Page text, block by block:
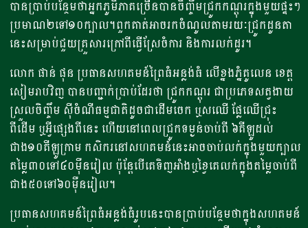
បានប្រាប់បន្ថែមថាអ្នកភូមិភាគច្រើនបានចិញ្ចឹមជ្រូកកណ្តុរក្នុងមួយផ្ទះៗ
ប្រមាណ២ទៅ១០ក្បាល។ពួកគាត់អាចរកចំណូលតាមរយៈជ្រូកដូនតា
នេះសម្រាប់ជួយគ្រួសារក្រៅពីធ្វើស្រែចំការ និងការលក់ដូរ។
លោក ផាន់ ផុន ប្រធានសហគមន៍ព្រៃធំអន្លង់ធំ លើខ្នងភ្នំគូលេន ខេត្ត
សៀមរាបវិញ បានបញ្ជាក់ប្រាប់ដែរថា ជ្រូកកណ្តុរ ជាប្រភេទសត្វងាយ
ស្រួលចិញ្ចឹម ស៊ីចំណីធម្មជាតិដូចជាដើមចេក ឬសឈើ ផ្លែឈើជ្រុះ
ពីដើម ឬអ្វីផ្សេងពីនេះ ហើយនៅពេលជ្រូកទម្ងន់ចាប់ពី ៦គីឡូដល់
ជាង១០គីឡូក្រាម កសិករនៅសហគមន៍នេះអាចចាប់លក់ក្នុងមួយក្បាល
តម្លៃ៣០ទៅ៤០ម៉ឺនរៀល ប៉ុន្តែបើគេទិញអាំងឬខ្វៃគេលក់ក្នុងតម្លៃចាប់ពី
ជាង៥០ទៅ៦០ម៉ឺនរៀល។
ប្រធានសហគមន៍ព្រៃធំអន្លង់ធំរូបនេះបានប្រាប់បន្ថែមថាក្នុងសហគមន៍